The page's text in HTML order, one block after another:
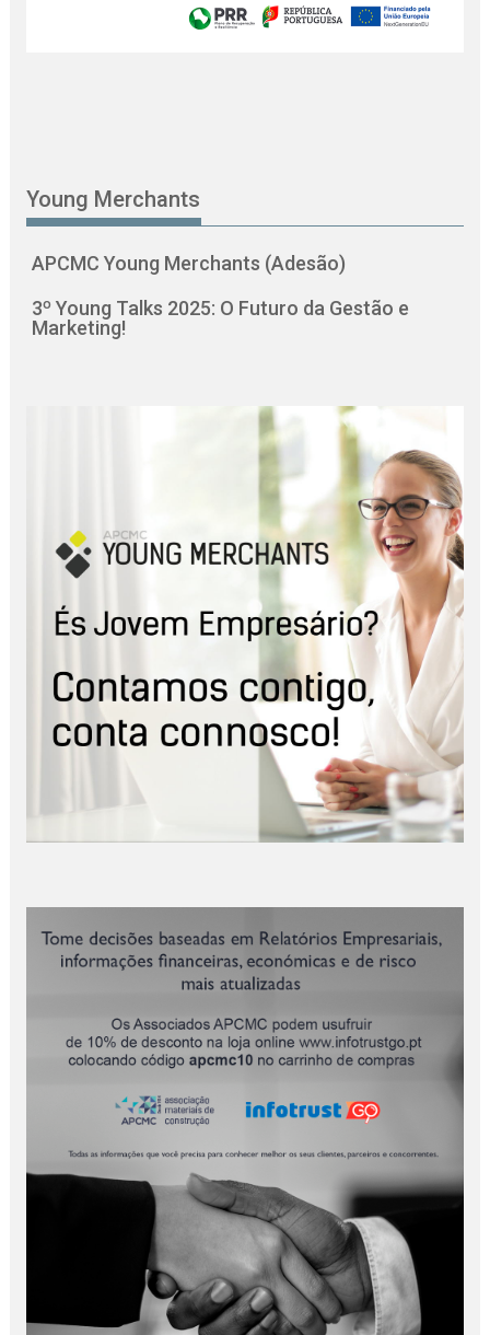
Young Merchants
APCMC Young Merchants (Adesão)
3º Young Talks 2025: O Futuro da Gestão e
Marketing!